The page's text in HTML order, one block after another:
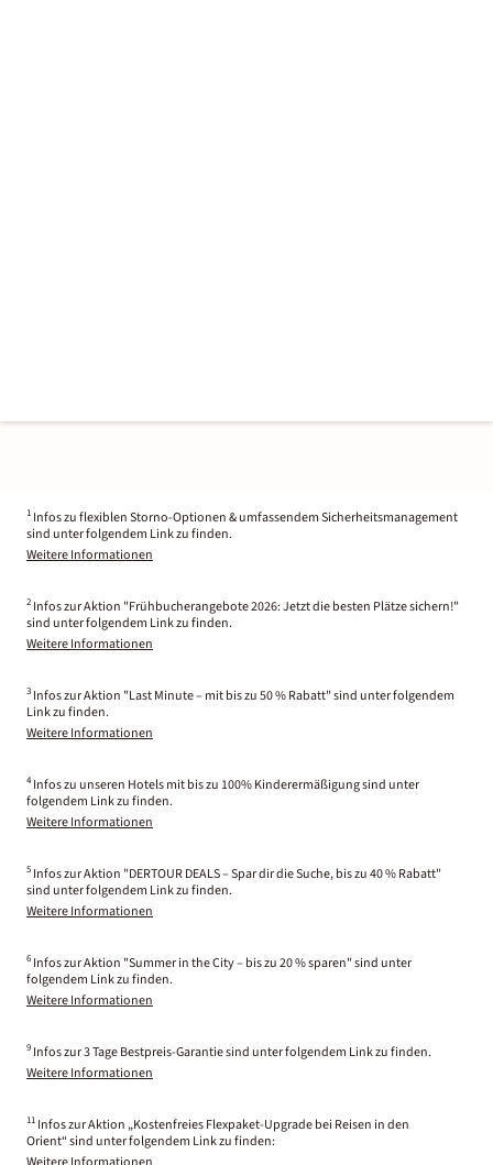
1 Infos zu flexiblen Storno-Optionen & umfassendem Sicherheitsmanagement
sind unter folgendem Link zu finden.
Weitere Informationen
2 Infos zur Aktion "Frühbucherangebote 2026: Jetzt die besten Plätze sichern!"
sind unter folgendem Link zu finden.
Weitere Informationen
3 Infos zur Aktion "Last Minute – mit bis zu 50 % Rabatt" sind unter folgendem
Link zu finden.
Weitere Informationen
4 Infos zu unseren Hotels mit bis zu 100% Kinderermäßigung sind unter
folgendem Link zu finden.
Weitere Informationen
5 Infos zur Aktion "DERTOUR DEALS – Spar dir die Suche, bis zu 40 % Rabatt"
sind unter folgendem Link zu finden.
Weitere Informationen
6 Infos zur Aktion "Summer in the City – bis zu 20 % sparen" sind unter
folgendem Link zu finden.
Weitere Informationen
9 Infos zur 3 Tage Bestpreis-Garantie sind unter folgendem Link zu finden.
Weitere Informationen
11 Infos zur Aktion „Kostenfreies Flexpaket-Upgrade bei Reisen in den
Orient“ sind unter folgendem Link zu finden: